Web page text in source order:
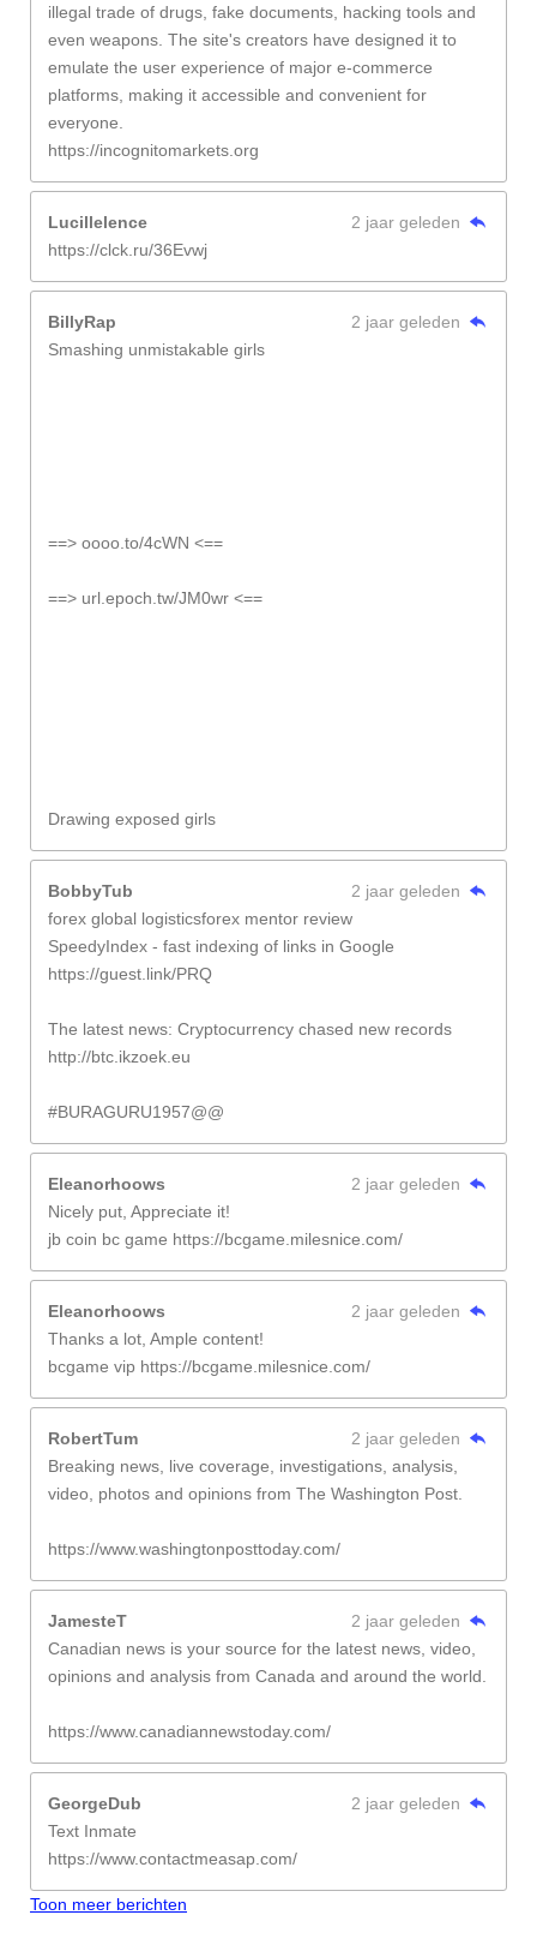
illegal trade of drugs, fake documents, hacking tools and
even weapons. The site's creators have designed it to
emulate the user experience of major e-commerce
platforms, making it accessible and convenient for
everyone.
https://incognitomarkets.org
Lucillelence
2 jaar geleden
https://clck.ru/36Evwj
BillyRap
2 jaar geleden
Smashing unmistakable girls
==> oooo.to/4cWN <==
==> url.epoch.tw/JM0wr <==
Drawing exposed girls
BobbyTub
2 jaar geleden
forex global logisticsforex mentor review
SpeedyIndex - fast indexing of links in Google
https://guest.link/PRQ
The latest news: Cryptocurrency chased new records
http://btc.ikzoek.eu
#BURAGURU1957@@
Eleanorhoows
2 jaar geleden
Nicely put, Appreciate it!
jb coin bc game https://bcgame.milesnice.com/
Eleanorhoows
2 jaar geleden
Thanks a lot, Ample content!
bcgame vip https://bcgame.milesnice.com/
RobertTum
2 jaar geleden
Breaking news, live coverage, investigations, analysis,
video, photos and opinions from The Washington Post.
https://www.washingtonposttoday.com/
JamesteT
2 jaar geleden
Canadian news is your source for the latest news, video,
opinions and analysis from Canada and around the world.
https://www.canadiannewstoday.com/
GeorgeDub
2 jaar geleden
Text Inmate
https://www.contactmeasap.com/
Toon meer berichten